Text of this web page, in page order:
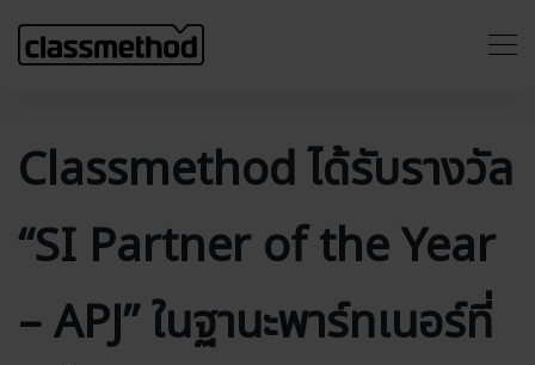
Classmethod ได้รับรางวัล
“SI Partner of the Year
– APJ” ในฐานะพาร์ทเนอร์ที่